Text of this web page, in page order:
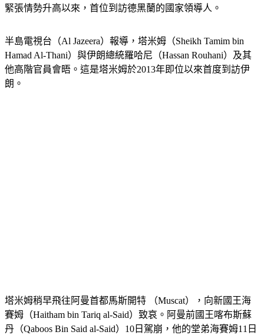
國日前暗殺伊朗指揮官並遭到對方報復攻擊，他是這一波中東
半島電視台（Al Jazeera）報導，塔米姆（Sheikh Tamim bin
Hamad Al-Thani）與伊朗總統羅哈尼（Hassan Rouhani）及其
他高階官員會晤。這是塔米姆於2013年即位以來首度到訪伊
塔米姆稍早飛往阿曼首都馬斯開特 （Muscat），向新國王海
賽姆（Haitham bin Tariq al-Said）致哀。阿曼前國王喀布斯蘇